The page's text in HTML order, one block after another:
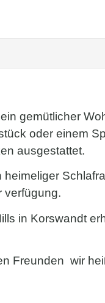
gemütlicher
oder einem
ausgestattet.
verfügung.
in Korswandt
Freunden  wir